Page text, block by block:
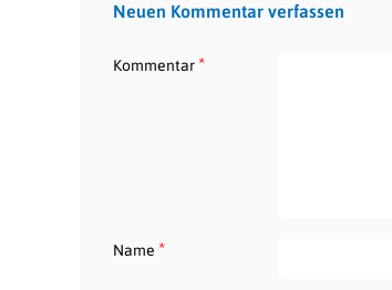
Neuen Kommentar verfassen
Kommentar*
Name *